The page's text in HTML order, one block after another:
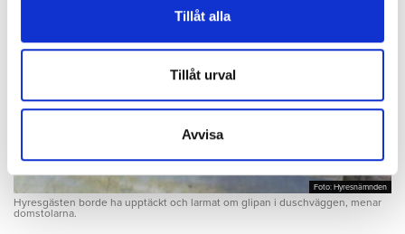
vidarebefordrar även sådana identifierare och annan
annons- och analysföretag som vi samarbetar med.
Dessa kan i sin tur kombinera informationen med annan
information som du har tillhandahållit eller som de har
samlat in när du har använt deras tjänster.
Tillåt alla
Tillåt urval
Avvisa
Foto: Hyresnämnden
Foto: Hyresnämnden
Hyresgästen borde ha upptäckt och larmat om glipan i duschväggen, menar
domstolarna.